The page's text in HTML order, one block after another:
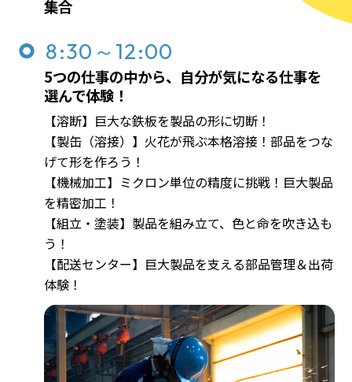
集合
8:30～12:00
5つの仕事の中から、自分が気になる仕事を
選んで体験！
【溶断】巨大な鉄板を製品の形に切断！
【製缶（溶接）】火花が飛ぶ本格溶接！部品をつな
げて形を作ろう！
【機械加工】ミクロン単位の精度に挑戦！巨大製品
を精密加工！
【組立・塗装】製品を組み立て、色と命を吹き込も
う！
【配送センター】巨大製品を支える部品管理＆出荷
体験！